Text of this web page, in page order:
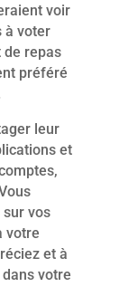
voir
à voter
de repas
préféré
leur
et
vos
votre
et à
votre